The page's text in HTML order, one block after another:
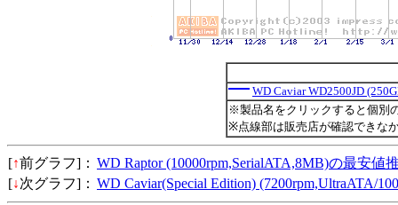
WD Caviar WD2500JD
※製品名をクリックすると個別
※点線部は販売店が確認できな
[↑前グラフ]： WD Raptor (10000rpm,SerialATA,8MB)の最安値
[↓次グラフ]： WD Caviar(Special Edition) (7200rpm,UltraATA/